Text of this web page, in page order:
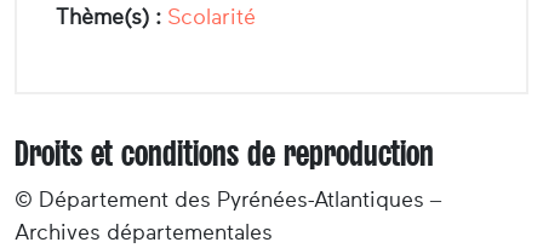
Thème(s) : Scolarité
Droits et conditions de reproduction
© Département des Pyrénées-Atlantiques –
Archives départementales